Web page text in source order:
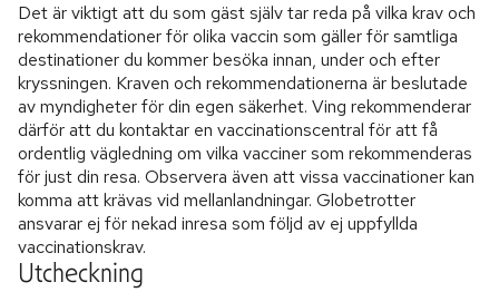
Det är viktigt att du som gäst själv tar reda på vilka krav och
rekommendationer för olika vaccin som gäller för samtliga
destinationer du kommer besöka innan, under och efter
kryssningen. Kraven och rekommendationerna är beslutade
av myndigheter för din egen säkerhet. Ving rekommenderar
därför att du kontaktar en vaccinationscentral för att få
ordentlig vägledning om vilka vacciner som rekommenderas
för just din resa. Observera även att vissa vaccinationer kan
komma att krävas vid mellanlandningar. Globetrotter
ansvarar ej för nekad inresa som följd av ej uppfyllda
vaccinationskrav.
Utcheckning